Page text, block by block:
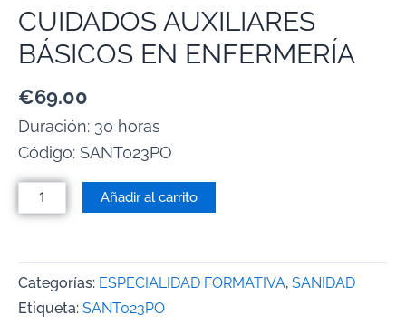
CUIDADOS AUXILIARES
BÁSICOS EN ENFERMERÍA
€69.00
Duración: 30 horas
Código: SANT023PO
Añadir al carrito
Categorías: ESPECIALIDAD FORMATIVA, SANIDAD
Etiqueta: SANT023PO